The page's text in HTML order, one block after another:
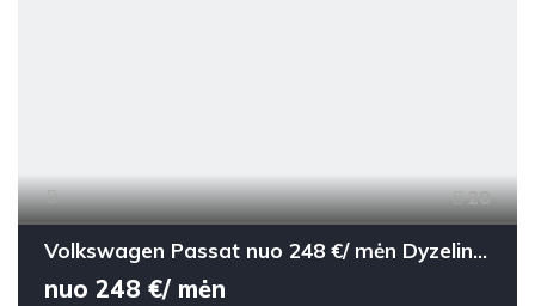
28
Volkswagen Passat nuo 248 €/ mėn Dyzelinas 2018m. Universalas Automatinė
nuo 248 €/ mėn